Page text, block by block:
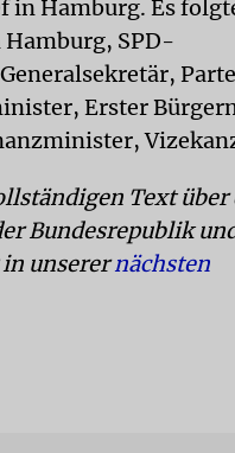
in Hamburg. Es
SPD-
Erster
Text über
Bundesrepublik
in unserernächsten